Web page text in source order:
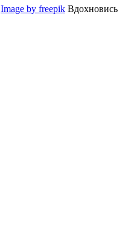
Image by freepik Вдохновись